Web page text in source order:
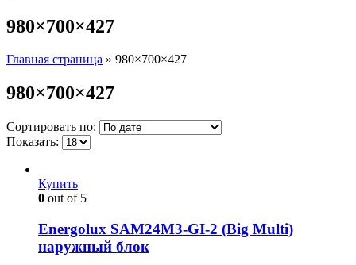
980×700×427
Главная страница » 980×700×427
980×700×427
Сортировать по:
Показать:
Купить
0 out of 5
Energolux SAM24M3-GI-2 (Big Multi)
наружный блок